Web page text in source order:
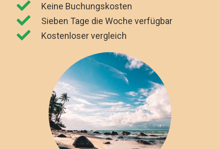
Keine Buchungskosten
Sieben Tage die Woche verfügbar
Kostenloser vergleich